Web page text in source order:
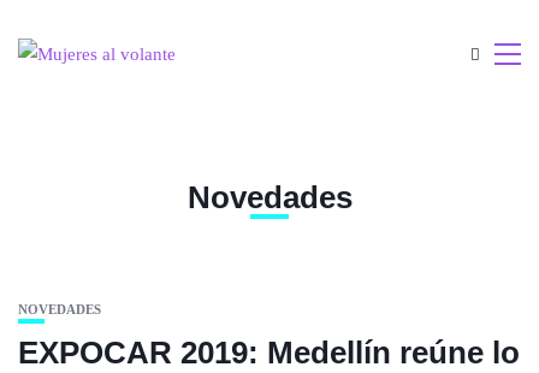
Novedades
NOVEDADES
EXPOCAR 2019: Medellín reúne lo